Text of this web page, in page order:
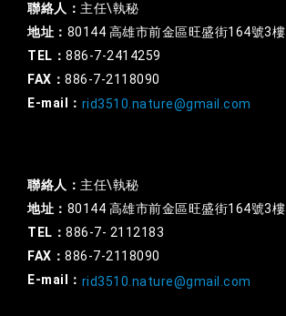
聯絡人： 主任\執秘
地址： 80144 高雄市前金區旺盛街164號3樓
TEL： 886-7-2414259
FAX： 886-7-2118090
E-mail： rid3510.nature@gmail.com
聯絡人： 主任\執秘
地址： 80144 高雄市前金區旺盛街164號3樓
TEL： 886-7- 2112183
FAX： 886-7-2118090
E-mail： rid3510.nature@gmail.com